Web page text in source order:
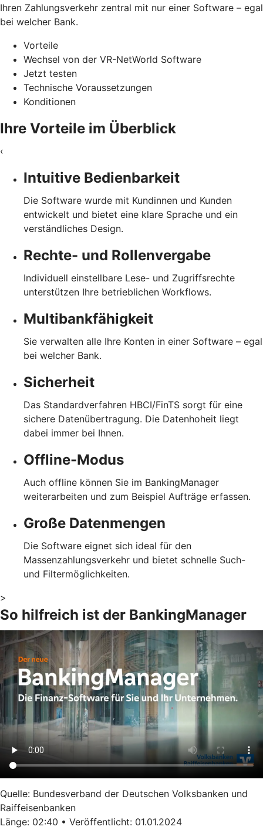
Ihren Zahlungsverkehr zentral mit nur einer Software – egal
bei welcher Bank.
Vorteile
Wechsel von der VR-NetWorld Software
Jetzt testen
Technische Voraussetzungen
Konditionen
Ihre Vorteile im Überblick
‹
Intuitive Bedienbarkeit
Die Software wurde mit Kundinnen und Kunden
entwickelt und bietet eine klare Sprache und ein
verständliches Design.
Rechte- und Rollenvergabe
Individuell einstellbare Lese- und Zugriffsrechte
unterstützen Ihre betrieblichen Workflows.
Multibankfähigkeit
Sie verwalten alle Ihre Konten in einer Software – egal
bei welcher Bank.
Sicherheit
Das Standardverfahren HBCI/FinTS sorgt für eine
sichere Datenübertragung. Die Datenhoheit liegt
dabei immer bei Ihnen.
Offline-Modus
Auch offline können Sie im BankingManager
weiterarbeiten und zum Beispiel Aufträge erfassen.
Große Datenmengen
Die Software eignet sich ideal für den
Massenzahlungsverkehr und bietet schnelle Such-
und Filtermöglichkeiten.
>
So hilfreich ist der BankingManager
Quelle: Bundesverband der Deutschen Volksbanken und
Raiffeisenbanken
Länge: 02:40 • Veröffentlicht: 01.01.2024